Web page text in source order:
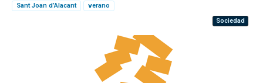
Sant Joan d’Alacant
verano
Sociedad